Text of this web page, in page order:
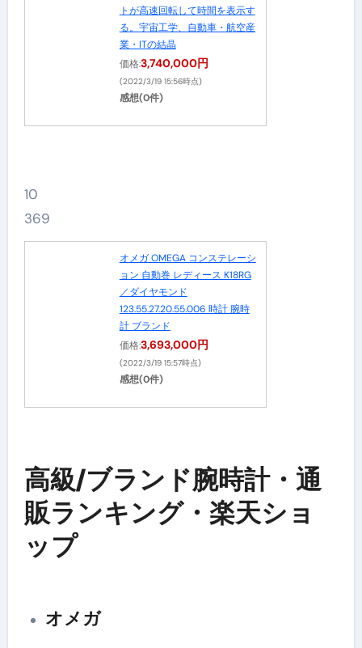
トが高速回転して時間を表示す
る。宇宙工学、自動車・航空産
業・ITの結晶
価格:3,740,000円
(2022/3/19 15:56時点)
感想(0件)
10
369
オメガ OMEGA コンステレーシ
ョン 自動巻 レディース K18RG
／ダイヤモンド
123.55.27.20.55.006 時計 腕時
計 ブランド
価格:3,693,000円
(2022/3/19 15:57時点)
感想(0件)
高級/ブランド腕時計・通
販ランキング・楽天ショ
ップ
オメガ